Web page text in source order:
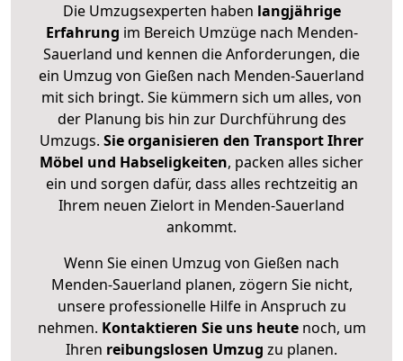
Die Umzugsexperten haben langjährige
Erfahrung im Bereich Umzüge nach Menden-
Sauerland und kennen die Anforderungen, die
ein Umzug von Gießen nach Menden-Sauerland
mit sich bringt. Sie kümmern sich um alles, von
der Planung bis hin zur Durchführung des
Umzugs. Sie organisieren den Transport Ihrer
Möbel und Habseligkeiten, packen alles sicher
ein und sorgen dafür, dass alles rechtzeitig an
Ihrem neuen Zielort in Menden-Sauerland
ankommt.
Wenn Sie einen Umzug von Gießen nach
Menden-Sauerland planen, zögern Sie nicht,
unsere professionelle Hilfe in Anspruch zu
nehmen. Kontaktieren Sie uns heutenoch, um
Ihren reibungslosen Umzug zu planen.